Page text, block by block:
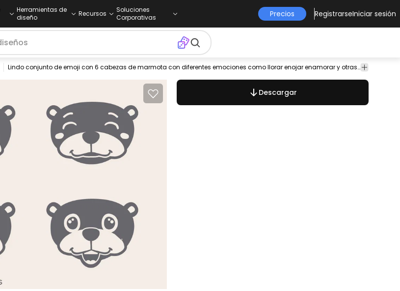
Herramientas de
diseño
Recursos
Soluciones
Corporativas
Precios RegistrarseIniciar sesión
emoción emoticon cabeza
&quot;uso
marmota Animales
Elementos
Lindo conjunto de emoji con 6 cabezas de marmota con diferentes emociones como llorar enojar enamorar y otras. Se puede usar por separado y es adecuado en cualquier diseño relacionado con animales.
Descargar